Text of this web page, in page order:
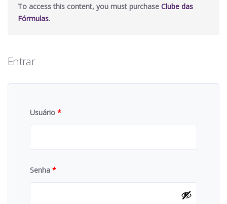
To access this content, you must purchase Clube das
Fórmulas.
Entrar
Usuário *
Senha *